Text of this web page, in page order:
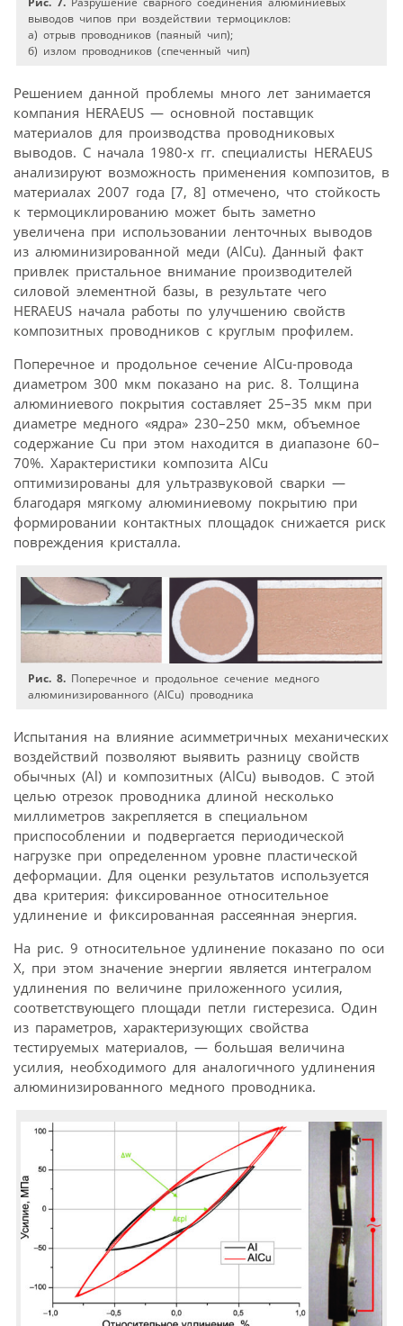
выводов чипов при воздействии термоциклов:
а) отрыв проводников (паяный чип);
б) излом проводников (спеченный чип)
Решением данной проблемы много лет занимается
компания HERAEUS — основной поставщик
материалов для производства проводниковых
выводов. С начала 1980-х гг. специалисты HERAEUS
анализируют возможность применения композитов, в
материалах 2007 года [7, 8] отмечено, что стойкость
к термо­циклированию может быть заметно
увеличена при использовании ленточных выводов
из алюминизированной меди (AlCu). Данный факт
привлек пристальное внимание производителей
силовой элементной базы, в результате чего
HERAEUS начала работы по улучшению свойств
композитных проводников с круглым профилем.
Поперечное и продольное сечение AlCu-провода
диаметром 300 мкм показано на рис. 8. Толщина
алюминиевого покрытия составляет 25–35 мкм при
диаметре медного «ядра» 230–250 мкм, объемное
содержание Cu при этом находится в диапазоне 60–
70%. Характеристики композита AlCu
оптимизированы для ультразвуковой сварки —
благодаря мягкому алюминиевому покрытию при
формировании контактных площадок снижается риск
повреждения кристалла.
Рис. 8. Поперечное и продольное сечение медного
алюминизированного (AlCu) проводника
Испытания на влияние асимметричных механических
воздействий позволяют выявить разницу свойств
обычных (Al) и композитных (AlCu) выводов. С этой
целью отрезок проводника длиной несколько
миллиметров закрепляется в специальном
приспособлении и подвергается периодической
нагрузке при определенном уровне пластической
деформации. Для оценки результатов используется
два критерия: фиксированное относительное
удлинение и фиксированная рассеянная энергия.
На рис. 9 относительное удлинение показано по оси
Х, при этом значение энергии является интегралом
удлинения по величине приложенного усилия,
соответствующего площади петли гистерезиса. Один
из параметров, характеризующих свойства
тестируемых материалов, — большая величина
усилия, необходимого для аналогичного удлинения
алюминизированного медного проводника.